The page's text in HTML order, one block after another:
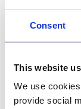
Consent
This website
We use
provide social